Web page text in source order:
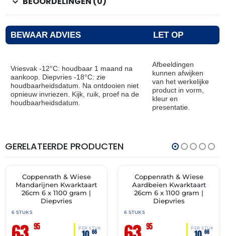
BEWAAR ADVIES LET OP
Vriesvak -12°C: houdbaar 1 maand na
aankoop. Diepvries -18°C: zie
houdbaarheidsdatum. Na ontdooien niet
opnieuw invriezen. Kijk, ruik, proef na de
houdbaarheidsdatum.
Afbeeldingen
kunnen afwijken
van het werkelijke
product in vorm,
kleur en
presentatie.
GERELATEERDE PRODUCTEN
✓ VAST ASSORTIMENT
THT:
30-
Coppenrath & Wiese
Mandarijnen Kwarktaart
26cm 6 x 1100 gram |
Diepvries
6 STUKS
95 PER STUK
66
✓ VAST ASSORTIMENT
Coppenrath & Wiese
Aardbeien Kwarktaart
26cm 6 x 1100 gram |
Diepvries
6 STUKS
95 PER STUK
66